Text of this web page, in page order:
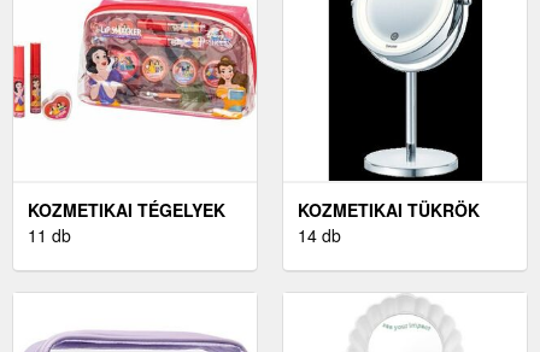
KOZMETIKAI TÉGELYEK
11 db
KOZMETIKAI TÜKRÖK
14 db